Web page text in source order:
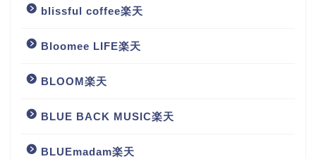
blissful coffee楽天
Bloomee LIFE楽天
BLOOM楽天
BLUE BACK MUSIC楽天
BLUEmadam楽天